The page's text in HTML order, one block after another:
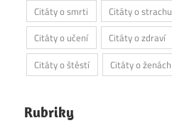
Citáty o smrti
Citáty o strachu
Citáty o učení
Citáty o zdraví
Citáty o štěstí
Citáty o ženách
Rubriky